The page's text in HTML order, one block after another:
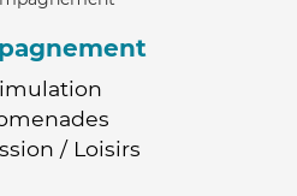
/ Loisirs